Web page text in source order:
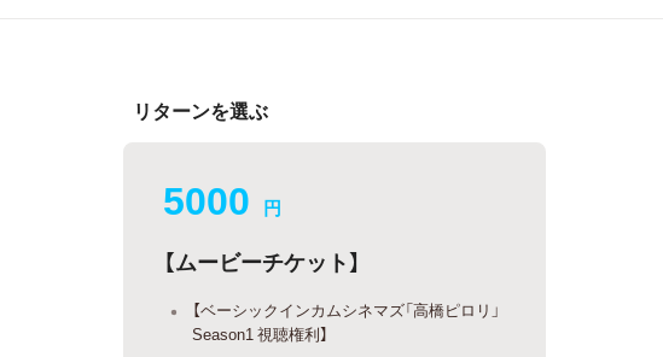
リターンを選ぶ
5000 円
【ムービーチケット】
【ベーシックインカムシネマズ「高橋ピロリ」
Season1 視聴権利】